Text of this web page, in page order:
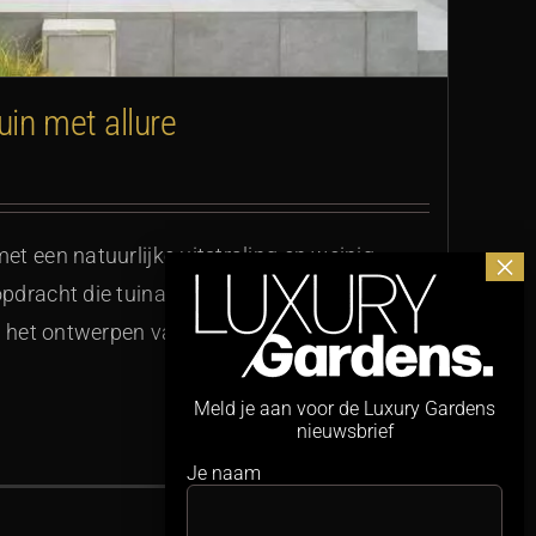
met allure
een natuurlijke uitstraling en weinig
die tuinarchitect Michiel van Loon
ontwerpen van deze tuin in hartje Lees
Meld je aan voor de Luxury Gardens
nieuwsbrief
Je naam